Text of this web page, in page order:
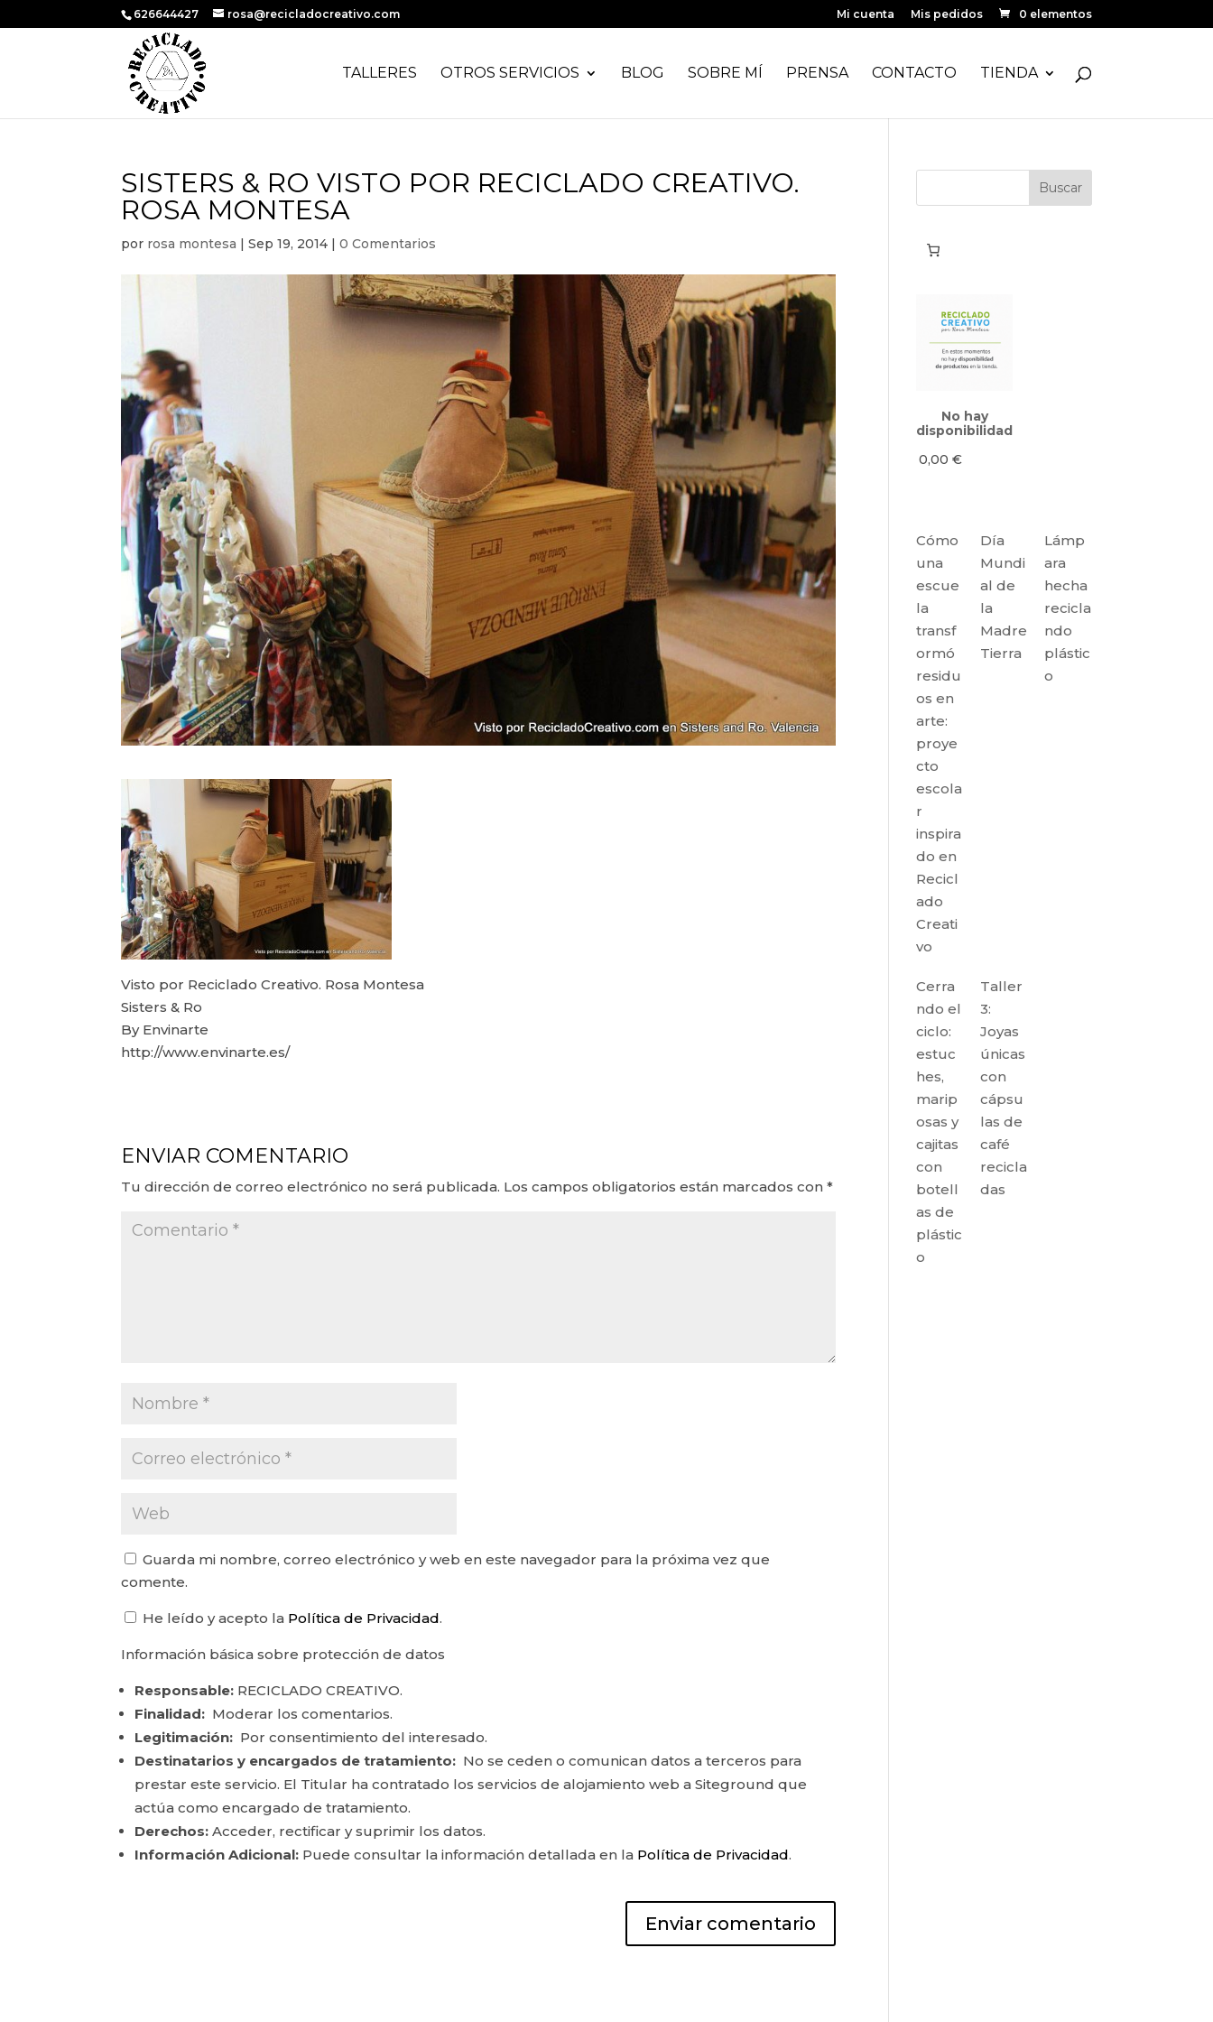
626644427 rosa@recicladocreativo.com Mi cuenta Mis pedidos 0 elementos
TALLERES OTROS SERVICIOS BLOG SOBRE MÍ PRENSA CONTACTO TIENDA
SISTERS & RO VISTO POR RECICLADO CREATIVO.
ROSA MONTESA
por rosa montesa |Sep 19, 2014 |0 Comentarios
Visto por Reciclado Creativo. Rosa Montesa
Sisters & Ro
By Envinarte
http://www.envinarte.es/
ENVIAR COMENTARIO
Tu dirección de correo electrónico no será publicada. Los campos obligatorios están marcados con*
Guarda mi nombre, correo electrónico y web en este navegador para la próxima vez que
comente.
He leído y acepto la Política de Privacidad.
Información básica sobre protección de datos
Responsable: RECICLADO CREATIVO.
Finalidad: Moderar los comentarios.
Legitimación: Por consentimiento del interesado.
Destinatarios y encargados de tratamiento: No se ceden o comunican datos a terceros para
prestar este servicio. El Titular ha contratado los servicios de alojamiento web a Siteground que
actúa como encargado de tratamiento.
Derechos: Acceder, rectificar y suprimir los datos.
Información Adicional: Puede consultar la información detallada en la Política de Privacidad.
No hay
disponibilidad
0,00€
Cómo
una
escue
la
transf
ormó
residu
os en
arte:
proye
cto
escola
r
inspira
do en
Recicl
ado
Creati
vo
Día
Mundi
al de
la
Madre
Tierra
Lámp
ara
hecha
recicla
ndo
plástic
o
Cerra
ndo el
ciclo:
estuc
hes,
marip
osas y
cajitas
con
botell
as de
plástic
o
Taller
3:
Joyas
únicas
con
cápsu
las de
café
recicla
das